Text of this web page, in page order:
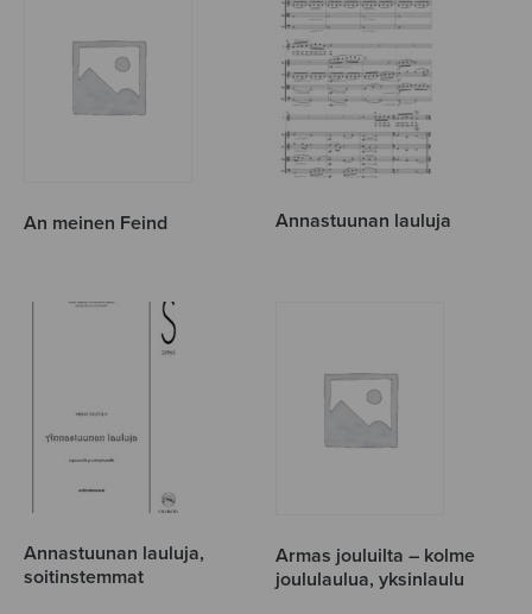
An meinen Feind Annastuunan lauluja
Annastuunan lauluja,
soitinstemmat
Armas jouluilta – kolme
joululaulua, yksinlaulu